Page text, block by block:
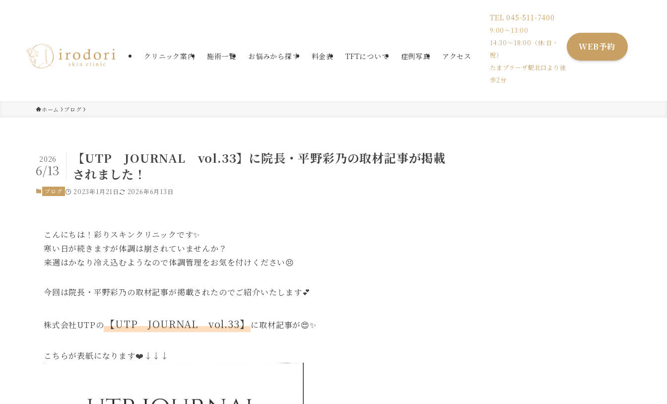
クリニック案内 施術一覧 お悩みから探す 料金表 TFTについて 症例写真 アクセス
TEL 045-511-7400
9:00〜13:00
14:30〜18:00（休:日・
祝）
たまプラーザ駅北口より徒
歩2分
WEB予約
ホーム ブログ
【UTP JOURNAL vol.33】に院長・平野彩乃の取材記事が掲載
されました！
2026
6/13
ブログ 2023年1月21日 2026年6月13日
こんにちは！彩りスキンクリニックです✨
寒い日が続きますが体調は崩されていませんか？
来週はかなり冷え込むようなので体調管理をお気を付けください😣
今回は院長・平野彩乃の取材記事が掲載されたのでご紹介いたします💕
株式会社UTPの【UTP JOURNAL vol.33】に取材記事が😍✨
こちらが表紙になります❤️↓↓↓